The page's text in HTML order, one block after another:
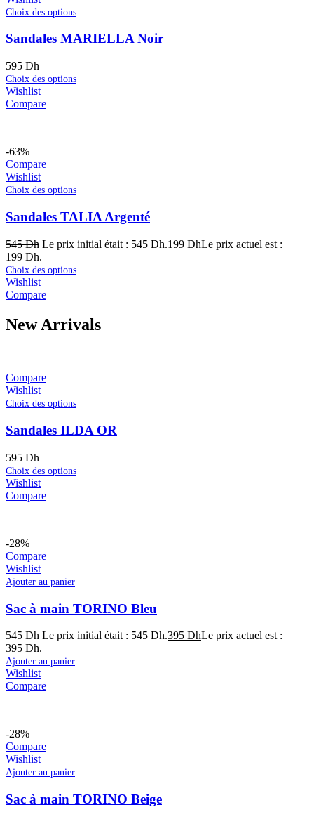
Choix des options
Sandales MARIELLA Noir
595 Dh
Choix des options
Wishlist
Compare
-63%
Compare
Wishlist
Choix des options
Sandales TALIA Argenté
545Dh Le prix initial était : 545 Dh.199 DhLe prix actuel est :
199 Dh.
Choix des options
Wishlist
Compare
New Arrivals
Compare
Wishlist
Choix des options
Sandales ILDA OR
595 Dh
Choix des options
Wishlist
Compare
-28%
Compare
Wishlist
Ajouter au panier
Sac à main TORINO Bleu
545Dh Le prix initial était : 545 Dh.395 DhLe prix actuel est :
395 Dh.
Ajouter au panier
Wishlist
Compare
-28%
Compare
Wishlist
Ajouter au panier
Sac à main TORINO Beige